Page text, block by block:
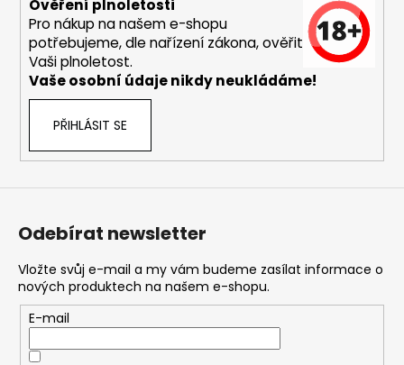
u
10ML
11MG
169
Kč
Původně:
195
Kč
Ověření plnoletosti
Pro nákup na našem e-shopu
potřebujeme, dle nařízení zákona, ověřit
Vaši plnoletost.
Vaše osobní údaje nikdy neukládáme!
PŘIHLÁSIT SE
Odebírat newsletter
Vložte svůj e-mail a my vám budeme zasílat informace o
nových produktech na našem e-shopu.
E-mail